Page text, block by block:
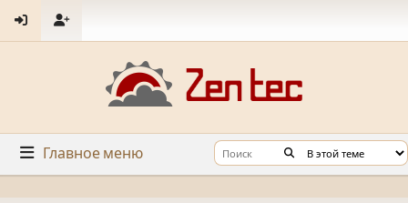
Главное меню